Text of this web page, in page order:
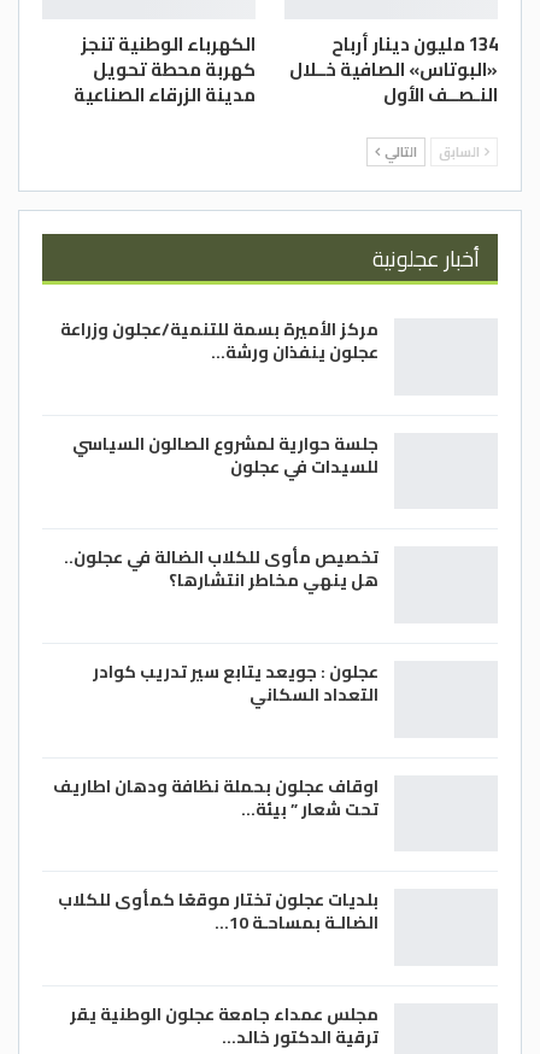
134 مليون دينار أرباح
«البوتاس» الصافية خــلال
النـصــف الأول
الكهرباء الوطنية تنجز
كهربة محطة تحويل
مدينة الزرقاء الصناعية
السابق التالي
أخبار عجلونية
مركز الأميرة بسمة للتنمية/عجلون وزراعة
عجلون ينفذان ورشة…
جلسة حوارية لمشروع الصالون السياسي
للسيدات في عجلون
تخصيص مأوى للكلاب الضالة في عجلون..
هل ينهي مخاطر انتشارها؟
عجلون : جويعد يتابع سير تدريب كوادر
التعداد السكاني
اوقاف عجلون بحملة نظافة ودهان اطاريف
تحت شعار ” بيئة…
بلديات عجلون تختار موقعًا كمأوى للكلاب
الضالـة بمساحـة 10…
مجلس عمداء جامعة عجلون الوطنية يقر
ترقية الدكتور خالد…